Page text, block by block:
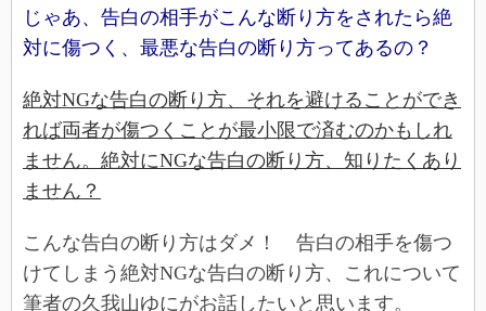
じゃあ、告白の相手がこんな断り方をされたら絶
対に傷つく、最悪な告白の断り方ってあるの？
絶対NGな告白の断り方、それを避けることができ
れば両者が傷つくことが最小限で済むのかもしれ
ません。絶対にNGな告白の断り方、知りたくあり
ません？
こんな告白の断り方はダメ！ 告白の相手を傷つ
けてしまう絶対NGな告白の断り方、これについて
筆者の久我山ゆにがお話したいと思います。